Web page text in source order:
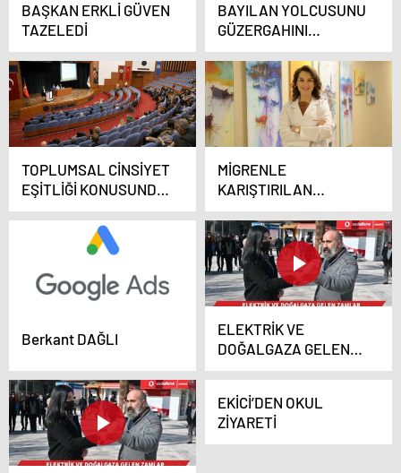
BAŞKAN ERKLİ GÜVEN
TAZELEDİ
BAYILAN YOLCUSUNU
GÜZERGAHINI
DEĞİŞTİREREK
HASTANEYE
YETİŞTİRDİ
TOPLUMSAL CİNSİYET
EŞİTLİĞİ KONUSUNDA
ÖRNEK PLAN
MİGRENLE
KARIŞTIRILAN
GLOKOM GÖZ
SAĞLIĞINI TEHDİT
EDİYOR
Berkant DAĞLI
ELEKTRİK VE
DOĞALGAZA GELEN
ZAMLARI
VATANDAŞA SORDU
EKİCİ’DEN OKUL
ZİYARETİ